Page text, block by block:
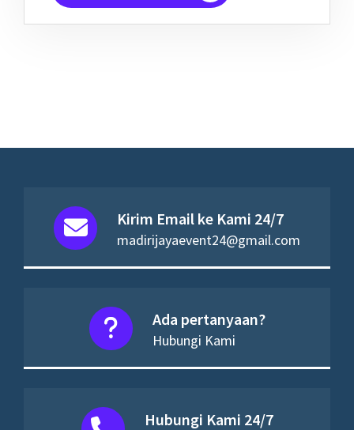
Kirim Email ke Kami 24/7
madirijayaevent24@gmail.com
Ada pertanyaan?
Hubungi Kami
Hubungi Kami 24/7